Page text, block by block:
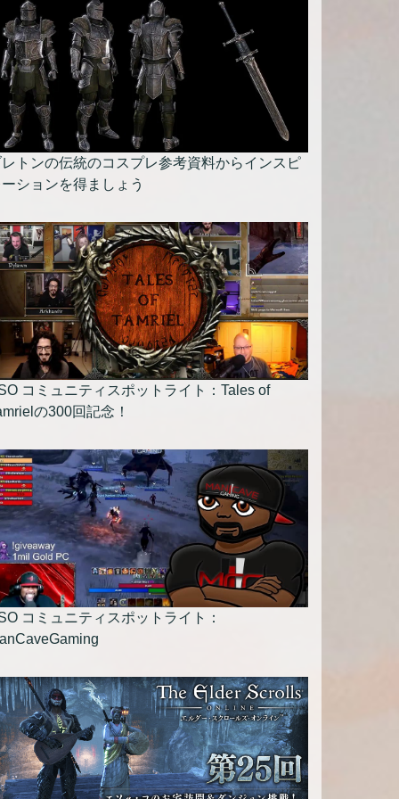
トンの伝統のコスプレ参考資料からインスピ
ションを得ましょう
コミュニティスポットライト：Tales of
の300回記念！
コミュニティスポットライト：